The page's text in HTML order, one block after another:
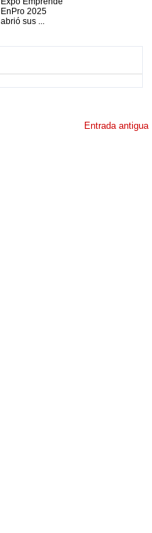
EnPro 2025
abrió sus ...
Entrada antigua